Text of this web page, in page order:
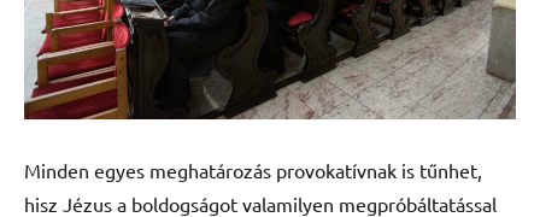
Minden egyes meghatározás provokatívnak is tűnhet,
hisz Jézus a boldogságot valamilyen megpróbáltatással